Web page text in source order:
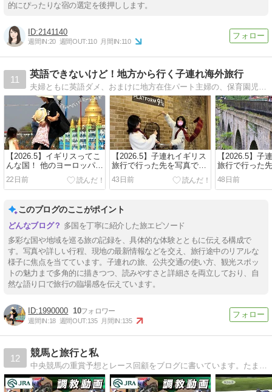
的にぴったりな宿の選定を後押しします。
2141140
週間IN:20 週間OUT:110 月間IN:110
11
英語できないけど！地方から行く子連れ海外旅行
【2026.5】イギリスってこ
んな国！ 他のヨーロッパ諸
国と違って驚いたこと12選
(小5＆中3:子連れイギリス
旅 ♯5)
22日前
【2026.5】子連れイギリス
旅行で行った先を写真で紹
介＜後編＞(小5＆中3:子連
れイギリス旅 ♯4)
43日前
【2026.5】子
旅行で行った
介＜中編＞(小
れイギリス旅
48日前
このブログのここがポイント
多国を丁寧に紹介した旅エピソード
多彩な国や地域を巡る旅の記録を、具体的な体験とともに伝える構成で
す。写真や詳しい行程、現地の最新情報などを交え、旅行途中のリアルな
様子に焦点を当てています。子連れの旅、公共交通の使い方、観光スポッ
トの魅力まで多角的に描きつつ、読みやすさと詳細さを両立しており、自
然な語り口で旅行の臨場感を伝えています。
1990000 10
週間IN:18 週間OUT:135 月間IN:135
12
競馬と旅行と私